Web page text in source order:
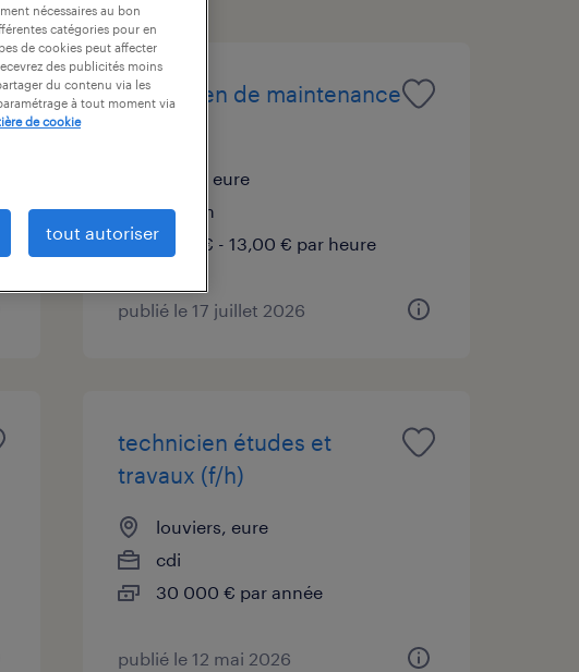
technicien de maintenance
pîtres, eure
intérim
12,31 € - 13,00 € par heure
publié le 17 juillet 2026
technicien études et
travaux (f/h)
louviers, eure
cdi
30 000 € par année
publié le 12 mai 2026
nécessaires au bon
catégories pour en
de cookies peut affecter
des publicités moins
du contenu via les
à tout moment via
de cookie
tout autoriser